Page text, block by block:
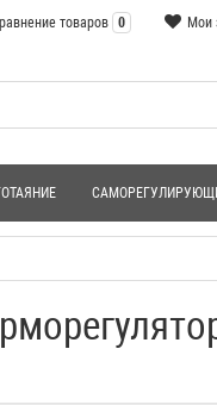
Мои
товаров 0